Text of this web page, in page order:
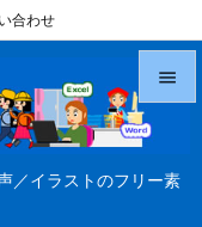
／イラストのフリー素


合わせ